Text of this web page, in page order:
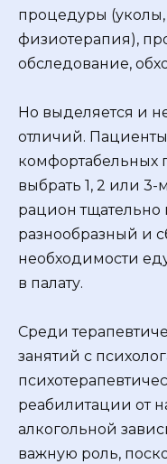
процедуры
физиотерапия),
обследование,
Но выделяется и
отличий. Пациенты
комфортабельных
выбрать 1, 2 или
рацион
разнообразный и
необходимости
в палату.
Среди
занятий с
реабилитации от
алкогольной
важную роль,